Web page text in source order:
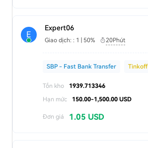
E
Expert06
Giao dịch: : 1 | 50% 20Phút
SBP - Fast Bank Transfer Tinkoff
Tồn kho
1939.713346
Hạn mức
150.00-1,500.00 USD
Đơn giá 1.05 USD